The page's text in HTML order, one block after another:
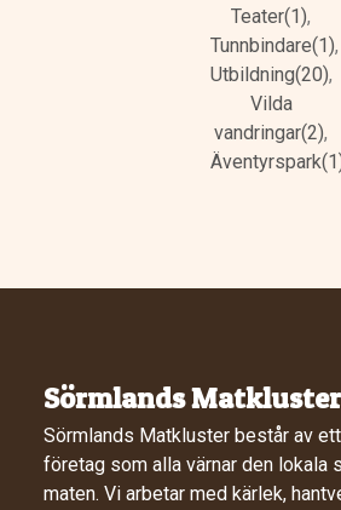
Teater(1),
Tunnbindare(1),
Utbildning(20),
Vilda
vandringar(2),
Sörmlands Matkluster
Sörmlands Matkluster består av
företag som alla värnar den lokala
maten. Vi arbetar med kärlek,